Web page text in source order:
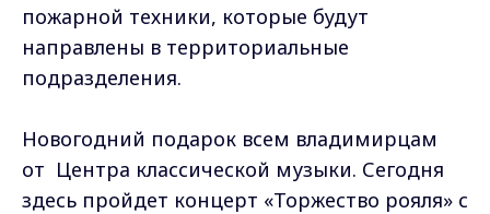
пожарной техники, которые будут
направлены в территориальные
подразделения.
Новогодний подарок всем владимирцам
от Центра классической музыки. Сегодня
здесь пройдет концерт «Торжество рояля» с